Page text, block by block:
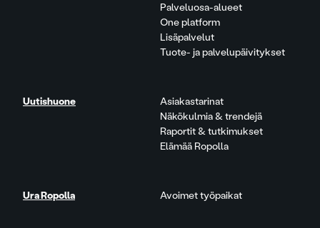
Palveluosa-alueet
One platform
Lisäpalvelut
Tuote- ja palvelupäivitykset
Uutishuone
Asiakastarinat
Näkökulmia & trendejä
Raportit & tutkimukset
Elämää Ropolla
Ura Ropolla Avoimet työpaikat